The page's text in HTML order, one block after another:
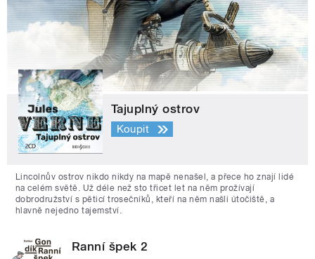
Tajuplný ostrov
Koupit
Lincolnův ostrov nikdo nikdy na mapě nenašel, a přece ho znají lidé
na celém světě. Už déle než sto třicet let na něm prožívají
dobrodružství s pěticí trosečníků, kteří na něm našli útočiště, a
hlavně nejedno tajemství.
Ranní špek 2